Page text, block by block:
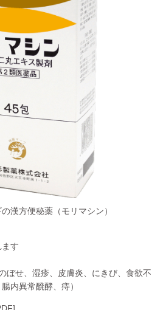
漢方便秘薬（モリマシン）
す
ぼせ、湿疹、皮膚炎、にきび、食欲不
内異常醗酵、痔）